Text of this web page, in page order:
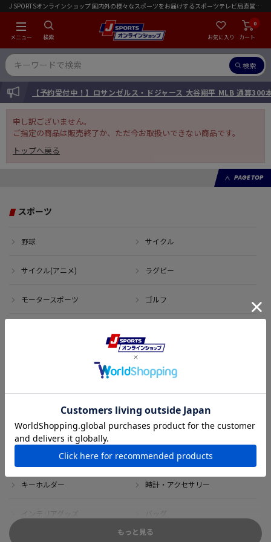
J SPORTSオンラインショップ 国内外の様々なスポーツをお届けするスポーツテレビ局直営店｜会員限定初回ご注文送料無料キャンペーン実施中！
メニュー 検索 お気に入り カート
0
検索
INFORMATION【予約受付中！】ロサンゼルス・ドジャース 大谷翔平 MLB 通算300
申し訳ございません。
ご指定の商品は販売終了か、ただ今お取扱いできない商品です。
トップへ戻る
PAGE TOP
スポーツ
野球 サイクル
サイクル(アニメ) ラグビー
モータースポーツ ゴルフ
アウトレット サイン・記念グッズ
ボブルヘッド・ぬいぐるみ Tシャツ
DVD・ブルーレイ 雑貨
キーホルダー 時計・アクセサリー
インテリアグッズ バッグ
もっと見る